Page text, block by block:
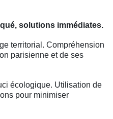
solutions immédiates.
territorial. Compréhension
parisienne et de ses
écologique. Utilisation de
pour minimiser